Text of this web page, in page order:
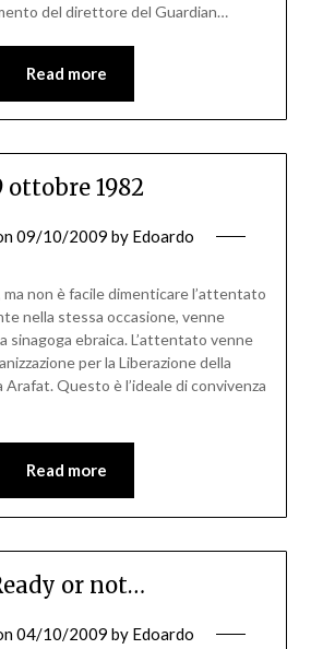
del direttore del Guardian…
Read more
ottobre 1982
09/10/2009 by Edoardo
ma non è facile dimenticare l’attentato
nella stessa occasione, venne
sinagoga ebraica. L’attentato venne
per la Liberazione della
Arafat. Questo è l’ideale di convivenza
Read more
or not…
04/10/2009 by Edoardo